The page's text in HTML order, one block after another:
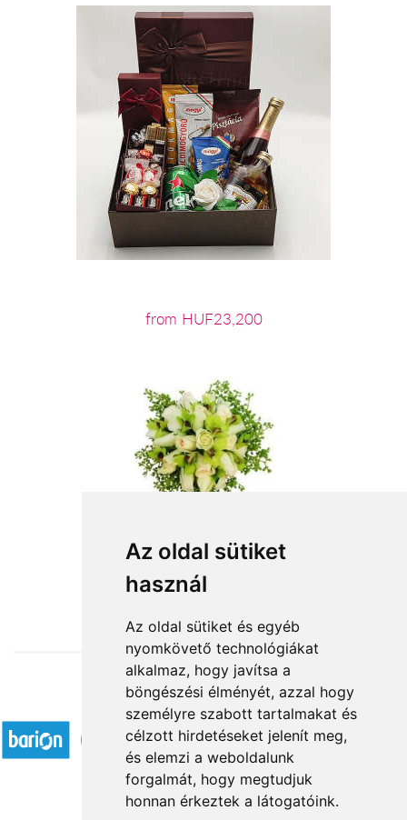
Az oldal sütiket
használ
Az oldal sütiket és egyéb
nyomkövető technológiákat
alkalmaz, hogy javítsa a
böngészési élményét, azzal hogy
személyre szabott tartalmakat és
célzott hirdetéseket jelenít meg,
és elemzi a weboldalunk
forgalmát, hogy megtudjuk
honnan érkeztek a látogatóink.
from HUF23,200
from HUF60,000
Accepted payment methods